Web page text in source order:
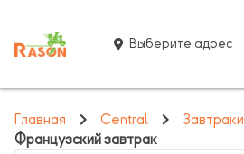
Выберите адрес
Главная Central
Завтраки
Французский завтрак